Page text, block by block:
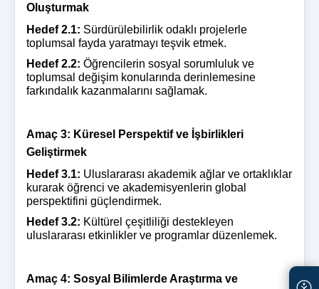
Oluşturmak
Hedef 2.1: Sürdürülebilirlik odaklı projelerle
toplumsal fayda yaratmayı teşvik etmek.
Hedef 2.2: Öğrencilerin sosyal sorumluluk ve
toplumsal değişim konularında derinlemesine
farkındalık kazanmalarını sağlamak.
Amaç 3: Küresel Perspektif ve İşbirlikleri
Geliştirmek
Hedef 3.1: Uluslararası akademik ağlar ve ortaklıklar
kurarak öğrenci ve akademisyenlerin global
perspektifini güçlendirmek.
Hedef 3.2: Kültürel çeşitliliği destekleyen
uluslararası etkinlikler ve programlar düzenlemek.
Amaç 4: Sosyal Bilimlerde Araştırma ve